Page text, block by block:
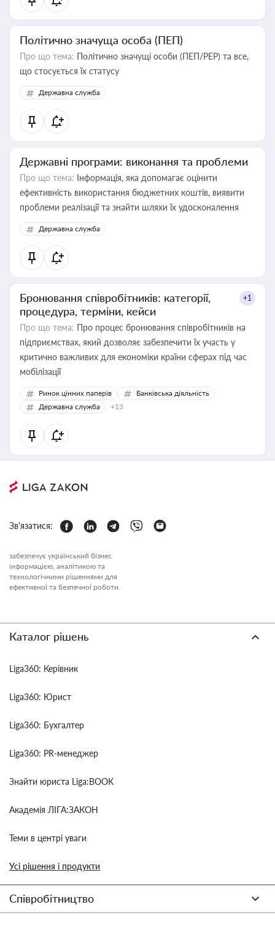
Політично значуща особа (ПЕП)
Про що тема: Політично значущі особи (ПЕП/PEP) та все,
що стосується їх статусу
Державна служба
Державні програми: виконання та проблеми
Про що тема: Інформація, яка допомагає оцінити
ефективність використання бюджетних коштів, виявити
проблеми реалізації та знайти шляхи їх удосконалення
Державна служба
Бронювання співробітників: категорії,
процедура, терміни, кейси
+1
Про що тема: Про процес бронювання співробітників на
підприємствах, який дозволяє забезпечити їх участь у
критично важливих для економіки країни сферах під час
мобілізації
Ринок цінних паперів
Банківська діяльність
Державна служба
+13
Зв'язатися:
забезпечує український бізнес
інформацією, аналітикою та
технологічними рішеннями для
ефективної та безпечної роботи.
Каталог рішень
Liga360: Керівник
Liga360: Юрист
Liga360: Бухгалтер
Liga360: PR-менеджер
Знайти юриста Liga:BOOK
Академія ЛІГА:ЗАКОН
Теми в центрі уваги
Усі рішення і продукти
Співробітництво